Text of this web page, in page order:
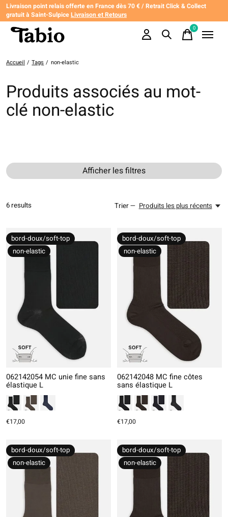
Livraison point relais offerte en France dès 70 € / Retrait Click & Collect
gratuit à Saint-SulpiceLivraison et Retours
0items
Accueil / Tags / non-elastic
Produits associés au mot-
clé non-elastic
Afficher les filtres
6 results Trier — Produits les plus récents
bord-doux/soft-top
non-elastic
062142054 MC unie fine sans
élastique L
€17,00
bord-doux/soft-top
non-elastic
062142048 MC fine côtes
sans élastique L
€17,00
bord-doux/soft-top
non-elastic
bord-doux/soft-top
non-elastic